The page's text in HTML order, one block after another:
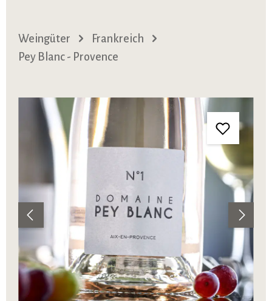
Weingüter
Frankreich
Pey Blanc - Provence
Bildergalerie überspringen